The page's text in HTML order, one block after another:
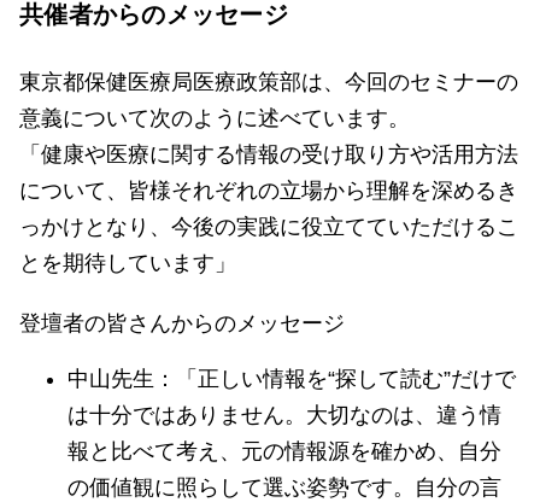
共催者からのメッセージ
東京都保健医療局医療政策部は、今回のセミナーの
意義について次のように述べています。
「健康や医療に関する情報の受け取り方や活用方法
について、皆様それぞれの立場から理解を深めるき
っかけとなり、今後の実践に役立てていただけるこ
とを期待しています」
登壇者の皆さんからのメッセージ
中山先生：「正しい情報を“探して読む”だけで
は十分ではありません。大切なのは、違う情
報と比べて考え、元の情報源を確かめ、自分
の価値観に照らして選ぶ姿勢です。自分の言